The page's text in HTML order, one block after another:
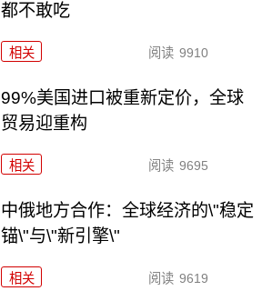
都不敢吃
相关 阅读 9910
99%美国进口被重新定价，全球
贸易迎重构
相关 阅读 9695
中俄地方合作：全球经济的\"稳定
锚\"与\"新引擎\"
相关 阅读 9619